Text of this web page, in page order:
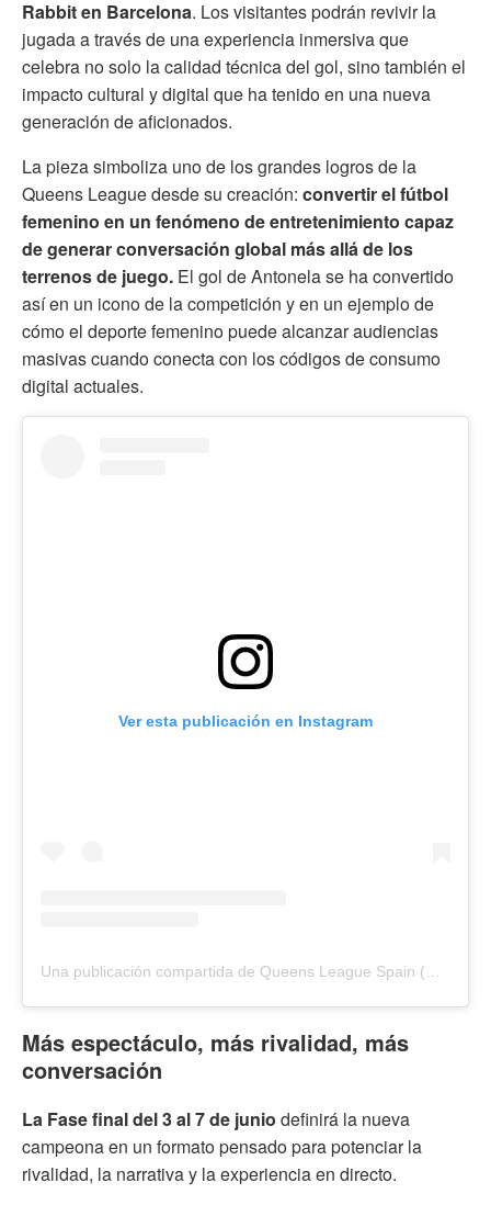
Rabbit en Barcelona. Los visitantes podrán revivir la
jugada a través de una experiencia inmersiva que
celebra no solo la calidad técnica del gol, sino también el
impacto cultural y digital que ha tenido en una nueva
generación de aficionados.
La pieza simboliza uno de los grandes logros de la
Queens League desde su creación: convertir el fútbol
femenino en un fenómeno de entretenimiento capaz
de generar conversación global más allá de los
terrenos de juego. El gol de Antonela se ha convertido
así en un icono de la competición y en un ejemplo de
cómo el deporte femenino puede alcanzar audiencias
masivas cuando conecta con los códigos de consumo
digital actuales.
Ver esta publicación en Instagram
Más espectáculo, más rivalidad, más
conversación
La Fase final del 3 al 7 de junio definirá la nueva
campeonaen un formato pensado para potenciar la
rivalidad, la narrativa y la experiencia en directo.